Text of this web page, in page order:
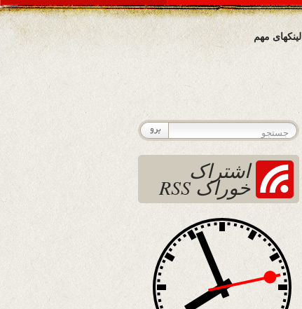
لینکهای مهم
اشتراک
خوراک RSS